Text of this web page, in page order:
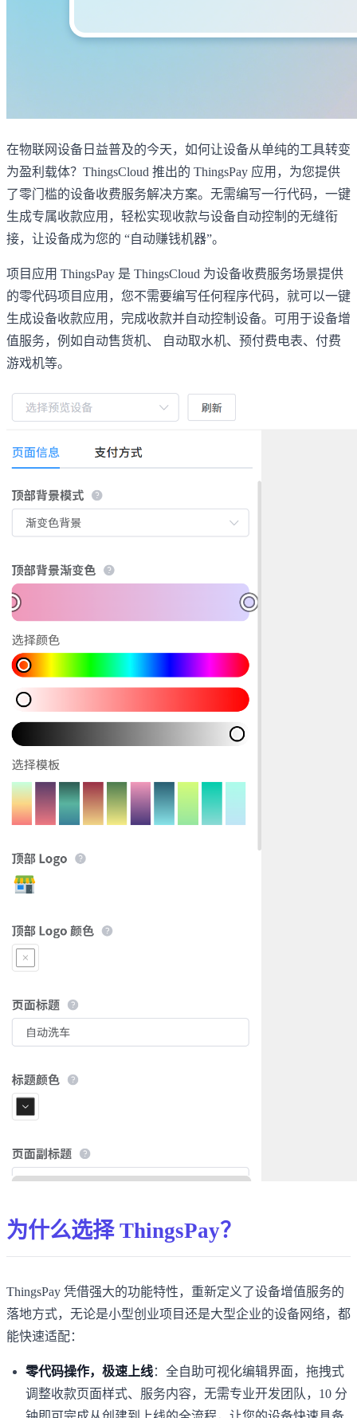
在物联网设备日益普及的今天，如何让设备从单纯的工具转变
为盈利载体？ThingsCloud 推出的 ThingsPay 应用，为您提供
了零门槛的设备收费服务解决方案。无需编写一行代码，一键
生成专属收款应用，轻松实现收款与设备自动控制的无缝衔
接，让设备成为您的 “自动赚钱机器”。
项目应用 ThingsPay 是 ThingsCloud 为设备收费服务场景提供
的零代码项目应用，您不需要编写任何程序代码，就可以一键
生成设备收款应用，完成收款并自动控制设备。可用于设备增
值服务，例如自动售货机、 自动取水机、预付费电表、付费
游戏机等。
为什么选择 ThingsPay？
ThingsPay 凭借强大的功能特性，重新定义了设备增值服务的
落地方式，无论是小型创业项目还是大型企业的设备网络，都
能快速适配：
零代码操作，极速上线：全自助可视化编辑界面，拖拽式
调整收款页面样式、服务内容，无需专业开发团队，10 分